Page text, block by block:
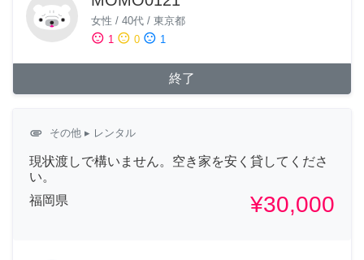
女性 / 40代 / 東京都
sentiment_satisfied 1 sentiment_neutral 0 sentiment_dissatisfied 1
終了
attachment その他 ▸ レンタル
現状渡しで構いません。空き家を安く貸してくださ
い。
福岡県
¥30,000